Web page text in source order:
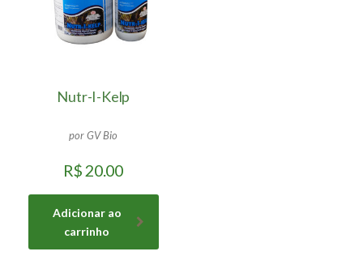
Nutr-I-Kelp
por GV Bio
R$ 20.00
Adicionar ao
carrinho